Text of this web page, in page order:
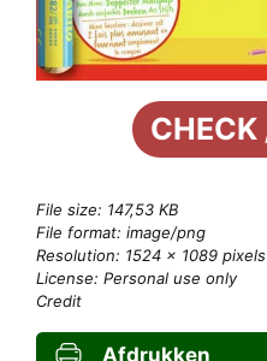
CHECK
File size: 147,53 KB
File format: image/png
Resolution: 1524 × 1089 pixels
License: Personal use only
Credit
Afdrukken